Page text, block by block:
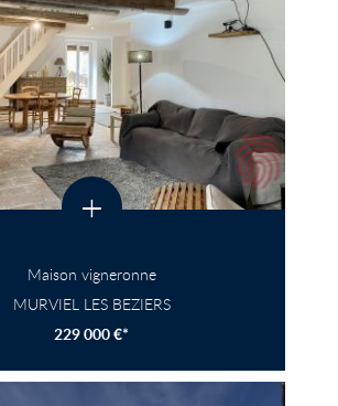
+
Maison vigneronne
MURVIEL LES BEZIERS
229 000 €*